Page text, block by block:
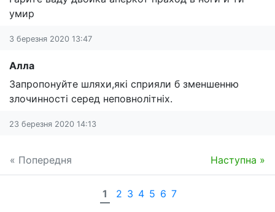
умир
3 березня 2020 13:47
Алла
Запропонуйте шляхи,які сприяли б зменшенню
злочинності серед неповнолітніх.
23 березня 2020 14:13
« Попередня Наступна »
1 2 3 4 5 6 7